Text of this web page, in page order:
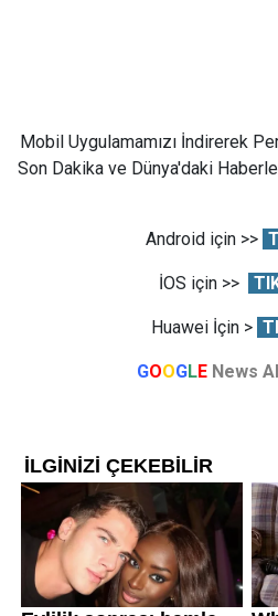
Mobil Uygulamamızı İndirerek
Son Dakika ve Dünya'daki
Android için >>
İOS için >>
Huawei İçin >
GOOGLE News